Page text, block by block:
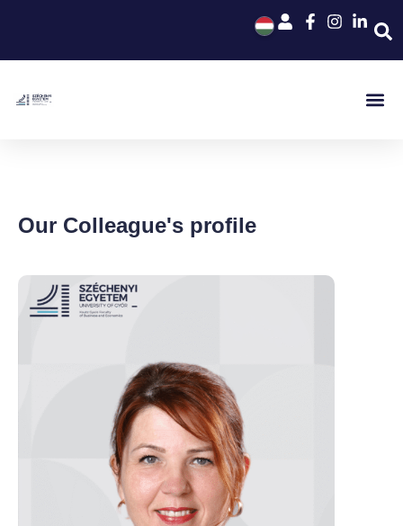
Our Colleague's profile